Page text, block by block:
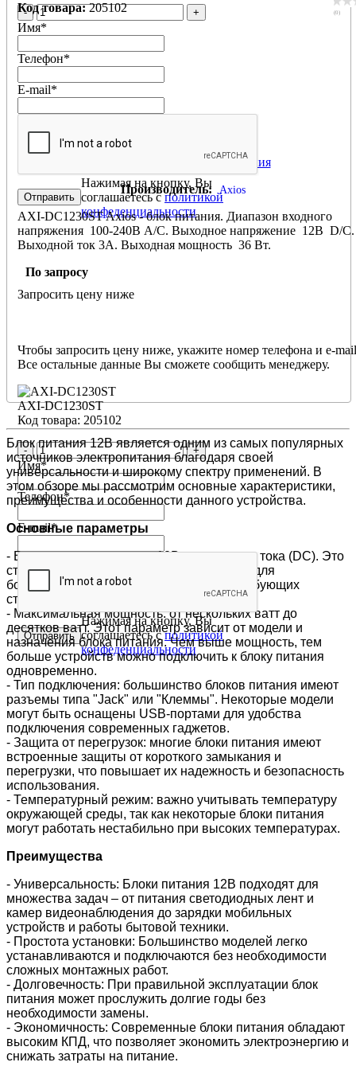
- +
Имя*
Телефон*
E-mail*
Нажимая на кнопку, Вы
соглашаетесь сполитикой
конфеденциальности
Код товара: 205102 (0)
AXI-DC1230ST блок питания
Производитель: Axios
AXI-DC1230ST Axios - блок питания. Диапазон входного
напряжения 100-240В A/С. Выходное напряжение 12В D/C.
Выходной ток 3А. Выходная мощность 36 Вт.
вес 250г
По запросу
Запросить цену ниже
Чтобы запросить цену ниже, укажите номер телефона и e-
Все остальные данные Вы сможете сообщить менеджеру.
AXI-DC1230ST
Код товара: 205102
- +
Имя*
Телефон*
E-mail*
Нажимая на кнопку, Вы
соглашаетесь сполитикой
конфеденциальности
Блок питания 12В является одним из самых популярных
источников электропитания благодаря своей
универсальности и широкому спектру применений. В
этом обзоре мы рассмотрим основные характеристики,
преимущества и особенности данного устройства.
Основные параметры
- Выходное напряжение: 12В постоянного тока (DC). Это
стандартное значение, которое подходит для
большинства электронных устройств, требующих
стабильного источника питания.
- Максимальная мощность: от нескольких ватт до
десятков ватт. Этот параметр зависит от модели и
назначения блока питания. Чем выше мощность, тем
больше устройств можно подключить к блоку питания
одновременно.
- Тип подключения: большинство блоков питания имеют
разъемы типа "Jack" или "Клеммы". Некоторые модели
могут быть оснащены USB-портами для удобства
подключения современных гаджетов.
- Защита от перегрузок: многие блоки питания имеют
встроенные защиты от короткого замыкания и
перегрузки, что повышает их надежность и безопасность
использования.
- Температурный режим: важно учитывать температуру
окружающей среды, так как некоторые блоки питания
могут работать нестабильно при высоких температурах.
Преимущества
- Универсальность: Блоки питания 12В подходят для
множества задач – от питания светодиодных лент и
камер видеонаблюдения до зарядки мобильных
устройств и работы бытовой техники.
- Простота установки: Большинство моделей легко
устанавливаются и подключаются без необходимости
сложных монтажных работ.
- Долговечность: При правильной эксплуатации блок
питания может прослужить долгие годы без
необходимости замены.
- Экономичность: Современные блоки питания обладают
высоким КПД, что позволяет экономить электроэнергию и
снижать затраты на питание.